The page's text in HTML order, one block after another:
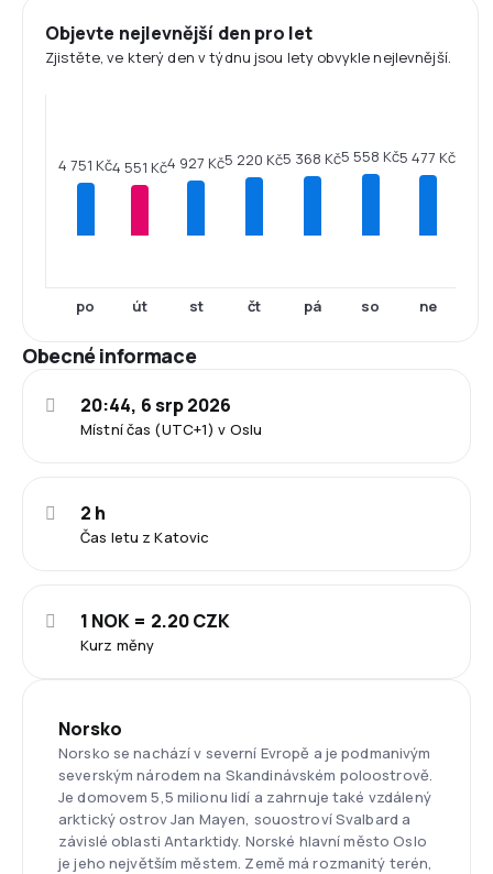
Objevte nejlevnější den pro let
Zjistěte, ve který den v týdnu jsou lety obvykle nejlevnější.
4 751 Kč
po
4 551 Kč
út
4 927 Kč
st
5 220 Kč
čt
5 368 Kč
pá
5 558 Kč
so
5 477 Kč
ne
Obecné informace
Místní čas (UTC+1) v Oslu
20:44, 6 srp 2026
Čas letu z Katovic
2 h
Kurz měny
1 NOK = 2.20 CZK
Norsko
Norsko se nachází v severní Evropě a je podmanivým
severským národem na Skandinávském poloostrově.
Je domovem 5,5 milionu lidí a zahrnuje také vzdálený
arktický ostrov Jan Mayen, souostroví Svalbard a
závislé oblasti Antarktidy. Norské hlavní město Oslo
je jeho největším městem. Země má rozmanitý terén,